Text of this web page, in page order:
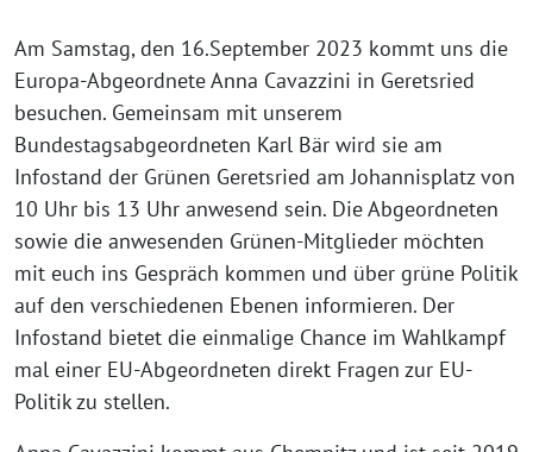
Am Samstag, den 16.September 2023 kommt uns die
Europa-Abgeordnete Anna Cavazzini in Geretsried
besuchen. Gemeinsam mit unserem
Bundestagsabgeordneten Karl Bär wird sie am
Infostand der Grünen Geretsried am Johannisplatz von
10 Uhr bis 13 Uhr anwesend sein. Die Abgeordneten
sowie die anwesenden Grünen-Mitglieder möchten
mit euch ins Gespräch kommen und über grüne Politik
auf den verschiedenen Ebenen informieren. Der
Infostand bietet die einmalige Chance im Wahlkampf
mal einer EU-Abgeordneten direkt Fragen zur EU-
Politik zu stellen.